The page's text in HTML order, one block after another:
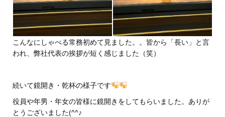
こんなにしゃべる常務初めて見ました。。皆から「長い」と言
われ、弊社代表の挨拶が短く感じました（笑）
続いて鏡開き・乾杯の様子です
役員や年男・年女の皆様に鏡開きをしてもらいました。ありが
とうございました(^^♪